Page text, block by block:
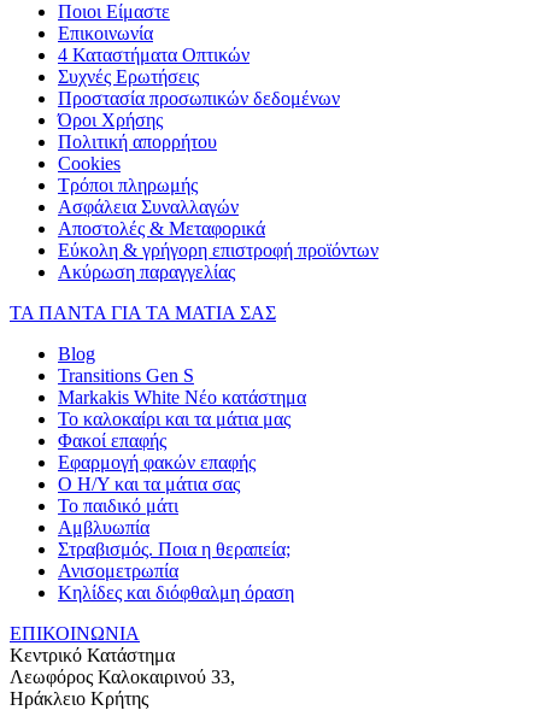
Ποιοι Είμαστε
Επικοινωνία
4 Καταστήματα Οπτικών
Συχνές Ερωτήσεις
Προστασία προσωπικών δεδομένων
Όροι Χρήσης
Πολιτική απορρήτου
Cookies
Τρόποι πληρωμής
Ασφάλεια Συναλλαγών
Αποστολές & Μεταφορικά
Εύκολη & γρήγορη επιστροφή προϊόντων
Ακύρωση παραγγελίας
ΤΑ ΠΑΝΤΑ ΓΙΑ ΤΑ ΜΑΤΙΑ ΣΑΣ
Blog
Transitions Gen S
Markakis White Νέο κατάστημα
Το καλοκαίρι και τα μάτια μας
Φακοί επαφής
Εφαρμογή φακών επαφής
Ο Η/Υ και τα μάτια σας
Το παιδικό μάτι
Αμβλυωπία
Στραβισμός. Ποια η θεραπεία;
Ανισομετρωπία
Κηλίδες και διόφθαλμη όραση
ΕΠΙΚΟΙΝΩΝΙΑ
Κεντρικό Κατάστημα
Λεωφόρος Καλοκαιρινού 33,
Ηράκλειο Κρήτης